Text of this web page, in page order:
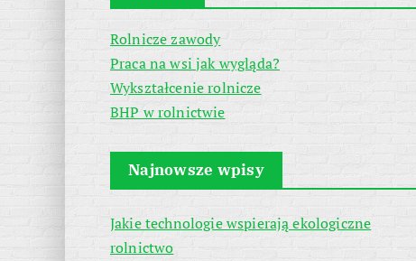
Rolnicze zawody
Praca na wsi jak wygląda?
Wykształcenie rolnicze
BHP w rolnictwie
Najnowsze wpisy
Jakie technologie wspierają ekologiczne
rolnictwo